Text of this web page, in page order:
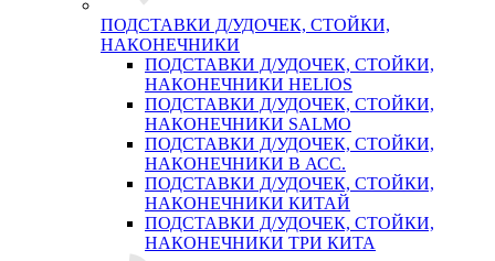
ПОДСТАВКИ Д/УДОЧЕК, СТОЙКИ,
НАКОНЕЧНИКИ
ПОДСТАВКИ Д/УДОЧЕК, СТОЙКИ,
НАКОНЕЧНИКИ HELIOS
ПОДСТАВКИ Д/УДОЧЕК, СТОЙКИ,
НАКОНЕЧНИКИ SALMO
ПОДСТАВКИ Д/УДОЧЕК, СТОЙКИ,
НАКОНЕЧНИКИ В АСС.
ПОДСТАВКИ Д/УДОЧЕК, СТОЙКИ,
НАКОНЕЧНИКИ КИТАЙ
ПОДСТАВКИ Д/УДОЧЕК, СТОЙКИ,
НАКОНЕЧНИКИ ТРИ КИТА